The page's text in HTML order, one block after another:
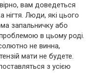
вам доведеться
Люди, які цього
запальничку або
в цьому роді.
не винна,
мати не будете.
з усією